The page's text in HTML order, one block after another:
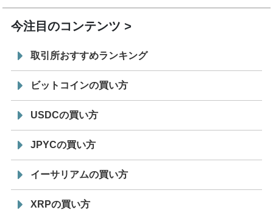
今注目のコンテンツ
取引所おすすめランキング
ビットコインの買い方
USDCの買い方
JPYCの買い方
イーサリアムの買い方
XRPの買い方